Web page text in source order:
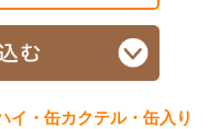
イ・缶カクテル・缶入り